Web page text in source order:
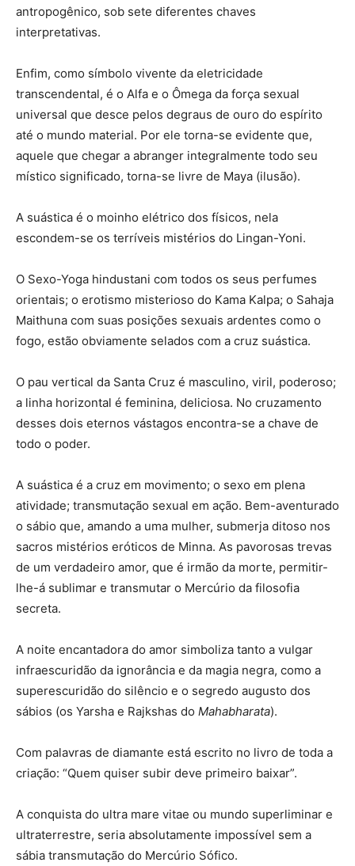
antropogênico, sob sete diferentes chaves
interpretativas.
Enfim, como símbolo vivente da eletricidade
transcendental, é o Alfa e o Ômega da força sexual
universal que desce pelos degraus de ouro do espírito
até o mundo material. Por ele torna-se evidente que,
aquele que chegar a abranger integralmente todo seu
místico significado, torna-se livre de Maya (ilusão).
A suástica é o moinho elétrico dos físicos, nela
escondem-se os terríveis mistérios do Lingan-Yoni.
O Sexo-Yoga hindustani com todos os seus perfumes
orientais; o erotismo misterioso do Kama Kalpa; o Sahaja
Maithuna com suas posições sexuais ardentes como o
fogo, estão obviamente selados com a cruz suástica.
O pau vertical da Santa Cruz é masculino, viril, poderoso;
a linha horizontal é feminina, deliciosa. No cruzamento
desses dois eternos vástagos encontra-se a chave de
todo o poder.
A suástica é a cruz em movimento; o sexo em plena
atividade; transmutação sexual em ação. Bem-aventurado
o sábio que, amando a uma mulher, submerja ditoso nos
sacros mistérios eróticos de Minna. As pavorosas trevas
de um verdadeiro amor, que é irmão da morte, permitir-
lhe-á sublimar e transmutar o Mercúrio da filosofia
secreta.
A noite encantadora do amor simboliza tanto a vulgar
infraescuridão da ignorância e da magia negra, como a
superescuridão do silêncio e o segredo augusto dos
sábios (os Yarsha e Rajkshas do Mahabharata).
Com palavras de diamante está escrito no livro de toda a
criação: “Quem quiser subir deve primeiro baixar”.
A conquista do ultra mare vitae ou mundo superliminar e
ultraterrestre, seria absolutamente impossível sem a
sábia transmutação do Mercúrio Sófico.